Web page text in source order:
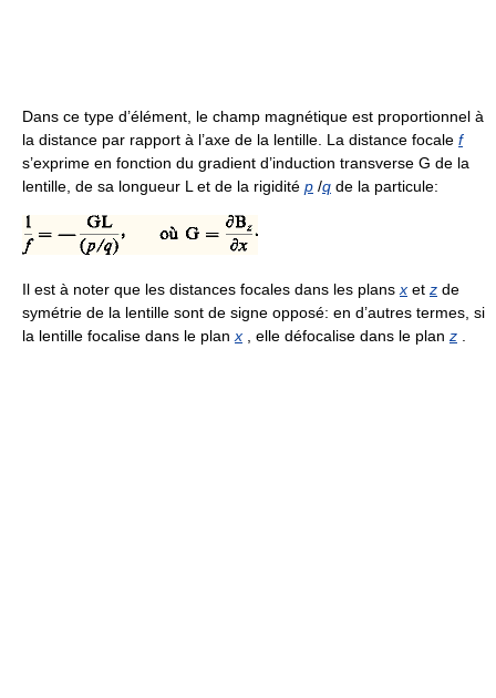
Dans ce type d’élément, le champ magnétique est proportionnel à
la distance par rapport à l’axe de la lentille. La distance focale f
s’exprime en fonction du gradient d’induction transverse G de la
lentille, de sa longueur L et de la rigidité p /q de la particule:
Il est à noter que les distances focales dans les plans x et z de
symétrie de la lentille sont de signe opposé: en d’autres termes, si
la lentille focalise dans le plan x , elle défocalise dans le plan z